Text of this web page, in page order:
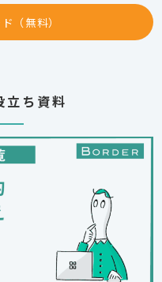
（無料）
立ち資料